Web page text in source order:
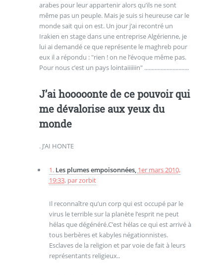
arabes pour leur appartenir alors qu’ils ne sont
même pas un peuple. Mais je suis si heureuse car le
monde sait qui on est. Un jour j’ai recontré un
Irakien en stage dans une entreprise Algérienne, je
lui ai demandé ce que représente le maghreb pour
eux il a répondu : "rien ! on ne l’évoque même pas.
Pour nous c’est un pays lointaiiiiiin" ..............................
J’ai hooooonte de ce pouvoir qui
me dévalorise aux yeux du
monde
. J’AI HONTE
1. Les plumes empoisonnées, 1er mars 2010,
19:33, parzorbit
Il reconnaître qu’un corp qui est occupé par le
virus le terrible sur la planète l’esprit ne peut
hélas que dégénéré.C’est hélas ce qui est arrivé à
tous berbères et kabyles négationnistes.
Esclaves de la religion et par voie de fait à leurs
représentants religieux..